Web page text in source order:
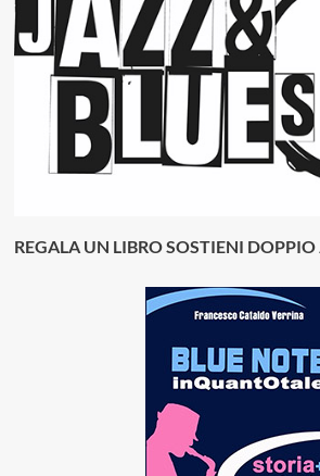
REGALA UN LIBRO SOSTIENI DOPPIO